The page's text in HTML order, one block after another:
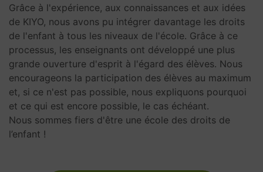
Grâce à l'expérience, aux connaissances et aux idées
de KIYO, nous avons pu intégrer davantage les droits
de l'enfant à tous les niveaux de l'école. Grâce à ce
processus, les enseignants ont développé une plus
grande ouverture d'esprit à l'égard des élèves. Nous
encourageons la participation des élèves au maximum
et, si ce n'est pas possible, nous expliquons pourquoi
et ce qui est encore possible, le cas échéant.
Nous sommes fiers d'être une école des droits de
l’enfant !